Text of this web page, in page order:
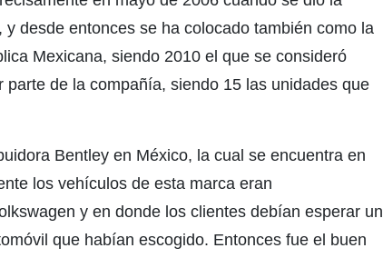
y desde entonces se ha colocado también como la
Mexicana, siendo 2010 el que se consideró
de la compañía, siendo 15 las unidades que
Bentley en México, la cual se encuentra en
los vehículos de esta marca eran
y en donde los clientes debían esperar un
que habían escogido. Entonces fue el buen